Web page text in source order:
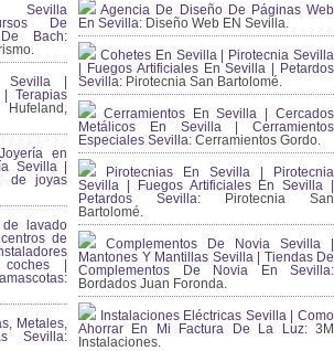
De
Bach:
Sevilla |
Terapias
en
Sevilla |
de joyas
de lavado
de
|
Metales,
Sevilla:
Agencia De Diseño De Páginas Web
En Sevilla: Diseño Web EN Sevilla.
Cohetes En Sevilla | Pirotecnia Sevilla
| Fuegos Artificiales En Sevilla | Petardos
Sevilla: Pirotecnia San Bartolomé.
Cerramientos En Sevilla | Cercados
Metálicos En Sevilla | Cerramientos
Especiales Sevilla: Cerramientos Gordo.
Pirotecnias En Sevilla | Pirotecnia
Sevilla | Fuegos Artificiales En Sevilla |
Petardos Sevilla: Pirotecnia San
Bartolomé.
Complementos De Novia Sevilla |
Mantones Y Mantillas Sevilla | Tiendas De
Complementos De Novia En Sevilla:
Bordados Juan Foronda.
Instalaciones Eléctricas Sevilla | Como
Ahorrar En Mi Factura De La Luz:3M
Instalaciones.